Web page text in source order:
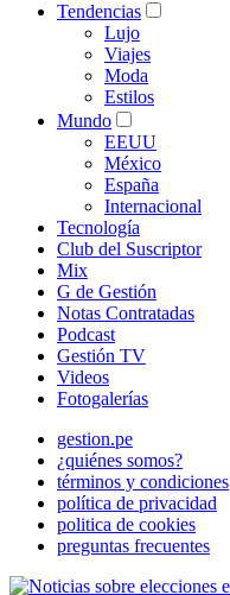
Tendencias
Lujo
Viajes
Moda
Estilos
Mundo
EEUU
México
España
Internacional
Tecnología
Club del Suscriptor
Mix
G de Gestión
Notas Contratadas
Podcast
Gestión TV
Videos
Fotogalerías
gestion.pe
¿quiénes somos?
términos y condiciones
política de privacidad
politica de cookies
preguntas frecuentes